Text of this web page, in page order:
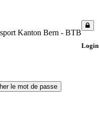
Kanton Bern - BTB
Login
le mot de passe